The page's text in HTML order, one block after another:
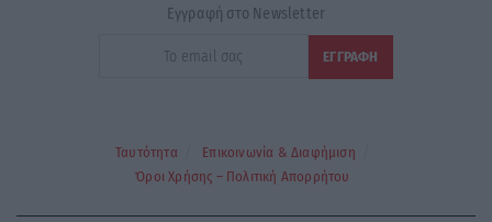
Εγγραφή στο Newsletter
Ταυτότητα
Επικοινωνία & Διαφήμιση
Όροι Χρήσης – Πολιτική Απορρήτου